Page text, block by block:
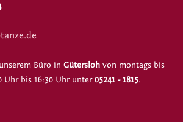
Büro in Gütersloh von montags bis
Uhr bis 16:30 Uhr unter05241 - 1815.